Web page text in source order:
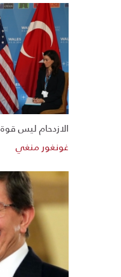
الازدحام ليس قوة
غونغور منغي